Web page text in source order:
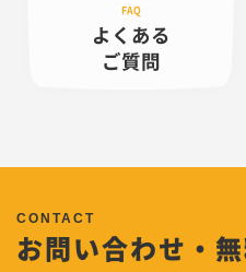
よくある
ご質問
お問い合わせ・